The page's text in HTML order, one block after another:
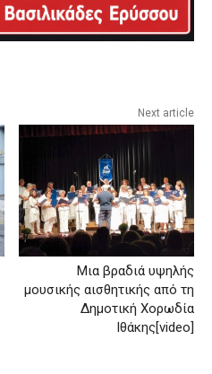
Next article
Μια βραδιά υψηλής
μουσικής αισθητικής από τη
Δημοτική Χορωδία
Ιθάκης[video]